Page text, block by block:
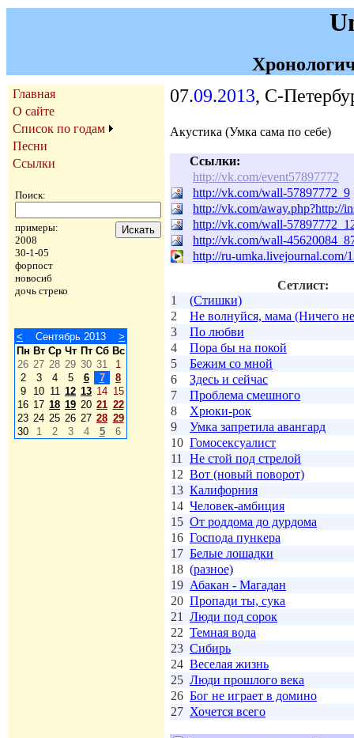
Главная
О сайте
Список по годам
Песни
Ссылки
Поиск:
примеры:
2008
30-1-05
форпост
новосиб
дочь стреко
< Сентябрь 2013
>
Пн Вт Ср Чт Пт Сб Вс
26 27 28 29 30 31
1
2
3 4 5 6 7
8
9
10 11 12 13 14 15
16 17 18 19 20 21 22
23 24 25 26 27 28 29
30
1 2 3 4 5 6
07.09.2013, С-
Акустика (Умка сама по себе)
Ссылки:
http://vk.com/event57897772
http://vk.com/wall-57897772_9
http://vk.com/away.php?http://
http://vk.com/wall-
http://vk.com/wall-
http://ru-umka.livejournal.com/
Сетлист:
1
(Стишки)
2
Не волнуйся, мама (Ничего
3
По любви
4
Пора бы на покой
5
Бежим со мной
6
Здесь и сейчас
7
Проблема смешного
8
Хрюки-рок
9
Умка запретила авангард
10 Гомосексуалист
11 Не стой под стрелой
12 Вот (новый поворот)
13 Калифорния
14 Человек-амбиция
15 От роддома до дурдома
16 Господа пункера
17 Белые лошадки
18 (разное)
19 Абакан - Магадан
20 Пропади ты, сука
21 Люди под сорок
22 Темная вода
23 Сибирь
24 Веселая жизнь
25 Люди прошлого века
26 Бог не играет в домино
27 Хочется всего